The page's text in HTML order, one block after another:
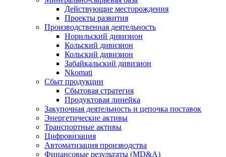
Действующие месторождения
Проекты развития
Производственная деятельность
Норильский дивизион
Кольский дивизион
Кольский дивизион
Забайкальский дивизион
Nkomati
Сбыт продукции
Сбытовая стратегия
Продуктовая линейка
Закупочная деятельность и цепочка поставок
Энергетические активы
Транспортные активы
Цифровизация
Автоматизация производства
Финансовые результаты (MD&A)